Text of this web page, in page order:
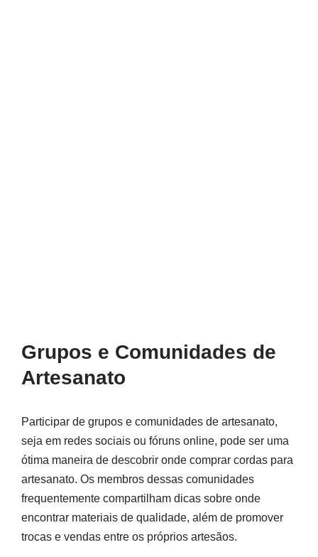
Grupos e Comunidades de
Artesanato
Participar de grupos e comunidades de artesanato,
seja em redes sociais ou fóruns online, pode ser uma
ótima maneira de descobrir onde comprar cordas para
artesanato. Os membros dessas comunidades
frequentemente compartilham dicas sobre onde
encontrar materiais de qualidade, além de promover
trocas e vendas entre os próprios artesãos.